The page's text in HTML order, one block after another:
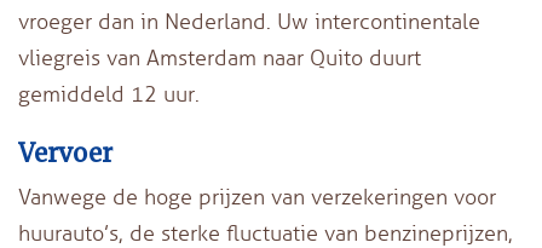
vroeger dan in Nederland. Uw intercontinentale
vliegreis van Amsterdam naar Quito duurt
gemiddeld 12 uur.
Vervoer
Vanwege de hoge prijzen van verzekeringen voor
huurauto’s, de sterke fluctuatie van benzineprijzen,